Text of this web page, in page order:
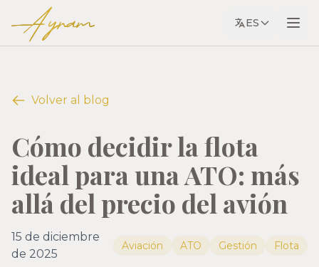
Ayram ES
Volver al blog
Cómo decidir la flota
ideal para una ATO: más
allá del precio del avión
15 de diciembre
de 2025
Aviación ATO Gestión Flota